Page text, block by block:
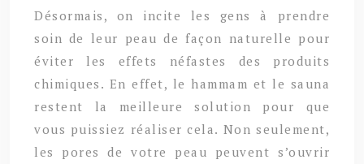
Désormais, on incite les gens à prendre
soin de leur peau de façon naturelle pour
éviter les effets néfastes des produits
chimiques. En effet, le hammam et le sauna
restent la meilleure solution pour que
vous puissiez réaliser cela. Non seulement,
les pores de votre peau peuvent s’ouvrir